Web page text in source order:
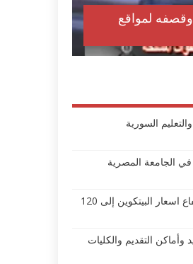
لمواقع
السورية
في الجامعة المصرية
ستاندرد تشارترد: توقعات بارتفاع اسعار البيتكوين إلى 120
2023 مواعيد وأماكن التقديم والكليات